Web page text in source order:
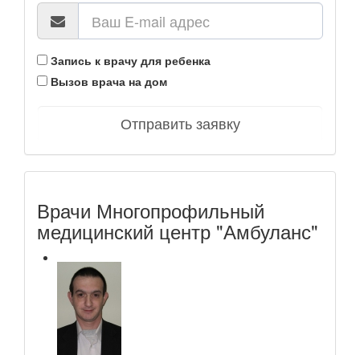
Запись к врачу для ребенка
Вызов врача на дом
Отправить заявку
Врачи Многопрофильный
медицинский центр "Амбуланс"